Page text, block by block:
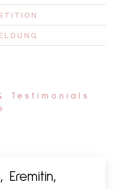
Testimonials
Eremitin,